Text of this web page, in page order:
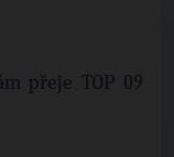
přeje TOP 09